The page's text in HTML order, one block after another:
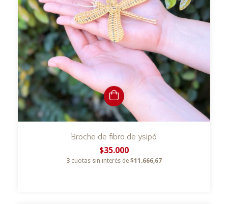
Broche de fibra de ysipó
$35.000
3 cuotas sin interés de $11.666,67